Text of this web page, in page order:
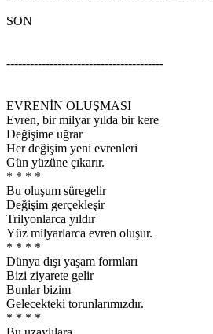
SON
----------------------------------------
EVRENİN OLUŞMASI
Evren, bir milyar yılda bir kere
Değişime uğrar
Her değişim yeni evrenleri
Gün yüzüne çıkarır.
* * * *
Bu oluşum süregelir
Değişim gerçekleşir
Trilyonlarca yıldır
Yüz milyarlarca evren oluşur.
* * * *
Dünya dışı yaşam formları
Bizi ziyarete gelir
Bunlar bizim
Gelecekteki torunlarımızdır.
* * * *